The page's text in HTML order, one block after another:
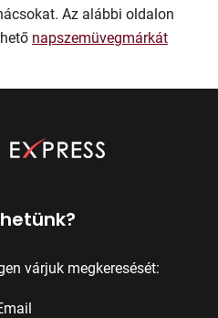
Az alábbi oldalon
napszemüvegmárkát
várjuk megkeresését: